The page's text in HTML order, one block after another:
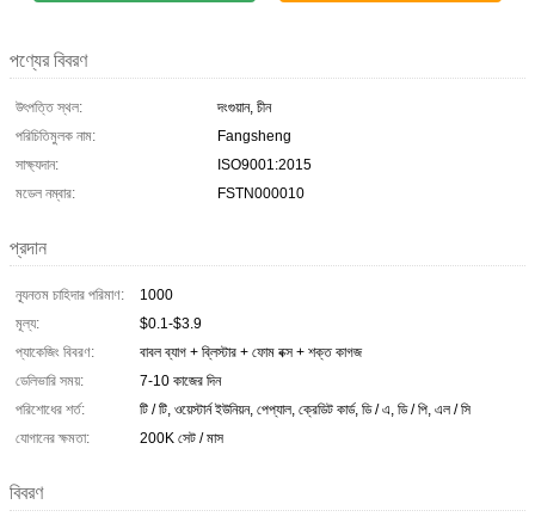
পণ্যের বিবরণ
উৎপত্তি স্থল:
দংগুয়ান, চীন
পরিচিতিমুলক নাম:
Fangsheng
সাক্ষ্যদান:
ISO9001:2015
মডেল নম্বার:
FSTN000010
প্রদান
ন্যূনতম চাহিদার পরিমাণ:
1000
মূল্য:
$0.1-$3.9
প্যাকেজিং বিবরণ:
বাবল ব্যাগ + ব্লিস্টার + ফোম বক্স + শক্ত কাগজ
ডেলিভারি সময়:
7-10 কাজের দিন
পরিশোধের শর্ত:
টি / টি, ওয়েস্টার্ন ইউনিয়ন, পেপ্যাল, ক্রেডিট কার্ড, ডি / এ, ডি / পি, এল / সি
যোগানের ক্ষমতা:
200K সেট / মাস
বিবরণ